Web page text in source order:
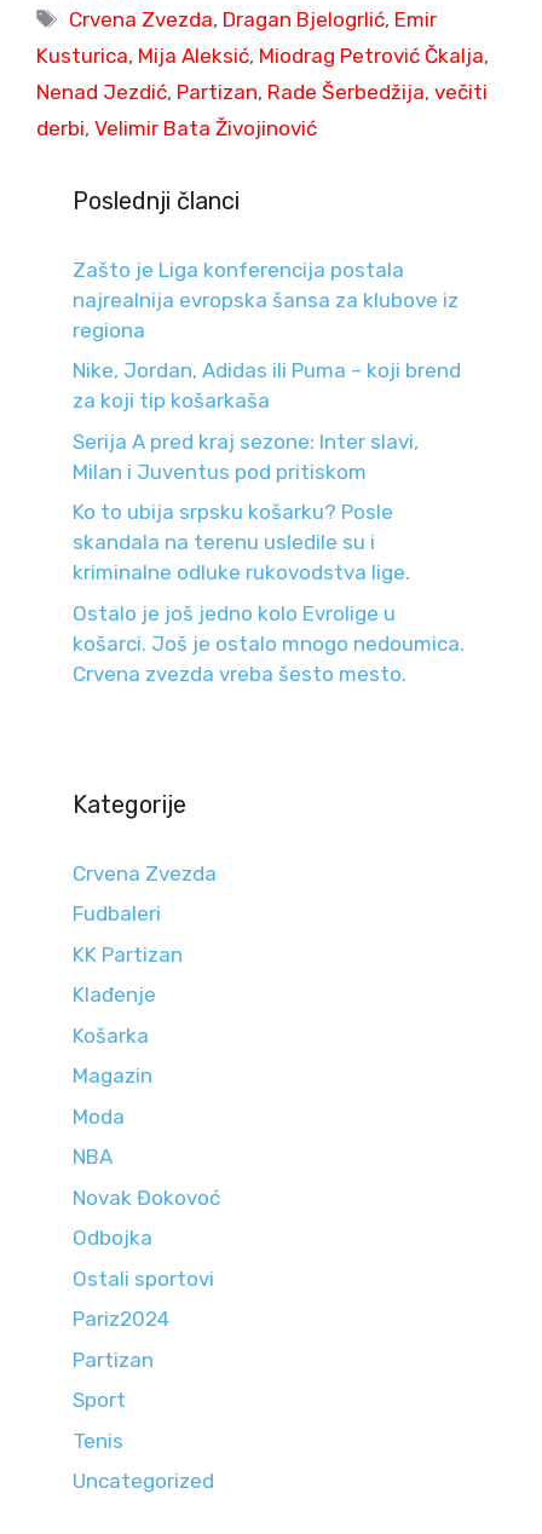
Tags
Crvena Zvezda, Dragan Bjelogrlić, Emir
Kusturica, Mija Aleksić, Miodrag Petrović Čkalja,
Nenad Jezdić, Partizan, Rade Šerbedžija, večiti
derbi, Velimir Bata Živojinović
Poslednji članci
Zašto je Liga konferencija postala
najrealnija evropska šansa za klubove iz
regiona
Nike, Jordan, Adidas ili Puma – koji brend
za koji tip košarkaša
Serija A pred kraj sezone: Inter slavi,
Milan i Juventus pod pritiskom
Ko to ubija srpsku košarku? Posle
skandala na terenu usledile su i
kriminalne odluke rukovodstva lige.
Ostalo je još jedno kolo Evrolige u
košarci. Još je ostalo mnogo nedoumica.
Crvena zvezda vreba šesto mesto.
Kategorije
Crvena Zvezda
Fudbaleri
KK Partizan
Klađenje
Košarka
Magazin
Moda
NBA
Novak Đokovoć
Odbojka
Ostali sportovi
Pariz2024
Partizan
Sport
Tenis
Uncategorized